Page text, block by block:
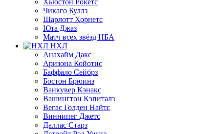
Хьюстон Рокетс
Чикаго Буллз
Шарлотт Хорнетс
Юта Джаз
Матч всех звёзд НБА
НХЛ
Анахайм Дакс
Аризона Койотис
Баффало Сейбрз
Бостон Брюинз
Ванкувер Кэнакс
Вашингтон Кэпиталз
Вегас Голден Найтс
Виннипег Джетс
Даллас Старз